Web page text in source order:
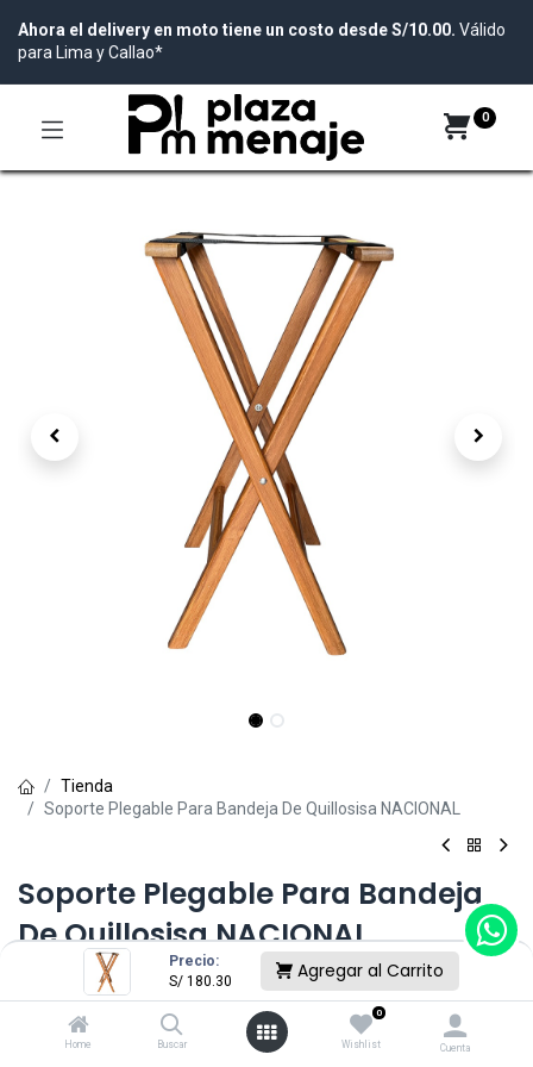
Precio:
S/ 180.30 Agregar al Carrito
Home Buscar
0
Wishlist Cuenta
Ahora el delivery en moto tiene un costo desde S/10.00. Válido
para Lima y Callao*
0
Tienda
Soporte Plegable Para Bandeja De Quillosisa NACIONAL
Soporte Plegable Para Bandeja
De Quillosisa NACIONAL
(0 reseña)
180.30